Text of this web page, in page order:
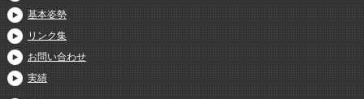
基本姿勢
リンク集
お問い合わせ
実績